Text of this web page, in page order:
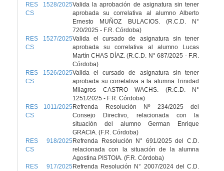
RES 1528/2025
CS
Valida la aprobación de asignatura sin tener
aprobada su correlativa al alumno Alberto
Ernesto MUÑOZ BULACIOS. (R.C.D. N°
720/2025 - F.R. Córdoba)
RES 1527/2025
CS
Valida el cursado de asignatura sin tener
aprobada su correlativa al alumno Lucas
Martín CHAS DÍAZ. (R.C.D. N° 687/2025 - F.R.
Córdoba)
RES 1526/2025
CS
Valida el cursado de asignatura sin tener
aprobada su correlativa a la alumna Trinidad
Milagros CASTRO WACHS. (R.C.D. N°
1251/2025 - F.R. Córdoba)
RES 1011/2025
CS
Refrenda Resolución Nº 234/2025 del
Consejo Directivo, relacionada con la
situación del alumno German Enrique
GRACIA. (F.R. Córdoba)
RES 918/2025
CS
Refrenda Resolución N° 691/2025 del C.D.
relacionada con la situación de la alumna
Agostina PISTOIA. (F.R. Córdoba)
RES 917/2025 Refrenda Resolución N° 2007/2024 del C.D.